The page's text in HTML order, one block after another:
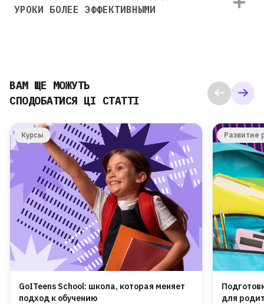
УРОКИ БОЛЕЕ ЭФФЕКТИВНЫМИ
ВАМ ЩЕ МОЖУТЬ
СПОДОБАТИСЯ ЦІ СТАТТІ
Курсы
GoITeens School: школа, которая меняет
подход к обучению
Развитие
для